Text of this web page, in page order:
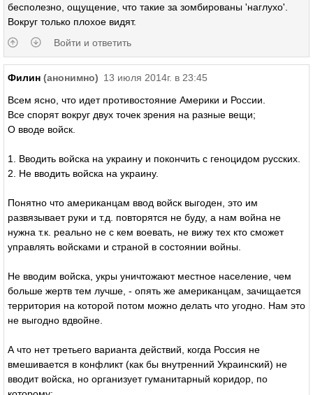
бесполезно, ощущение, что такие за зомбированы 'наглухо'.
Вокруг только плохое видят.
Войти и ответить
Филин (анонимно) 13 июля 2014г. в 23:45
Всем ясно, что идет противостояние Америки и России.
Все спорят вокруг двух точек зрения на разные вещи;
О вводе войск.
1. Вводить войска на украину и покончить с геноцидом русских.
2. Не вводить войска на украину.
Понятно что американцам ввод войск выгоден, это им
развязывает руки и т.д. повторятся не буду, а нам война не
нужна т.к. реально не с кем воевать, не вижу тех кто сможет
управлять войсками и страной в состоянии войны.
Не вводим войска, укры уничтожают местное население, чем
больше жертв тем лучше, - опять же американцам, зачищается
территория на которой потом можно делать что угодно. Нам это
не выгодно вдвойне.
А что нет третьего варианта действий, когда Россия не
вмешивается в конфликт (как бы внутренний Украинский) не
вводит войска, но организует гуманитарный коридор, по